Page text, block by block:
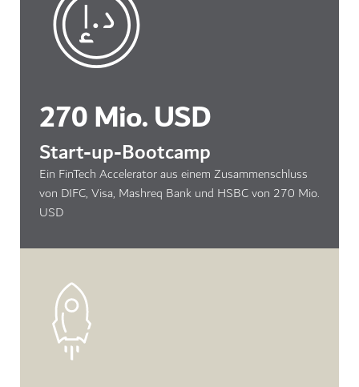
270 Mio. USD
Start-up-Bootcamp
Ein FinTech Accelerator aus einem Zusammenschluss
von DIFC, Visa, Mashreq Bank und HSBC von 270 Mio.
USD